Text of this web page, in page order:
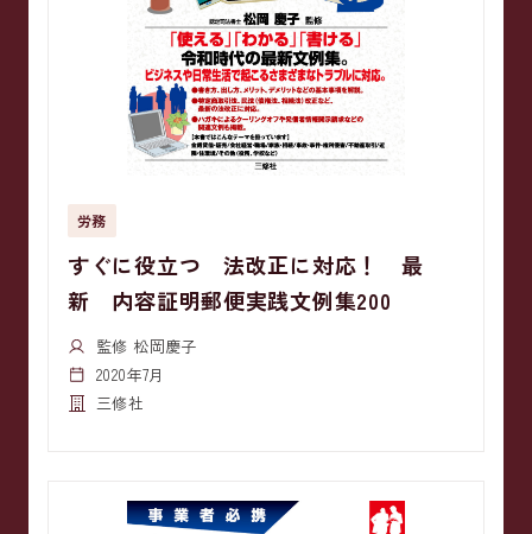
労務
すぐに役立つ 法改正に対応！ 最
新 内容証明郵便実践文例集200
監修 松岡慶子
2020年7月
三修社